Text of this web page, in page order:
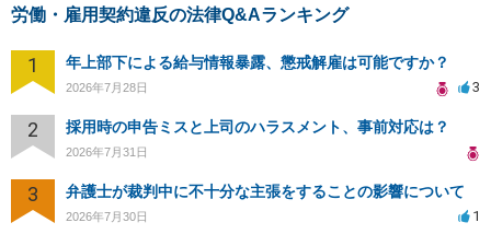
労働・雇用契約違反の法律Q&Aランキング
1 年上部下による給与情報暴露、懲戒解雇は可能ですか？
2026年7月28日 3
2 採用時の申告ミスと上司のハラスメント、事前対応は？
2026年7月31日
3 弁護士が裁判中に不十分な主張をすることの影響について
2026年7月30日 1